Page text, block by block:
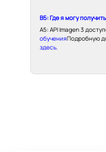
В5: Где я могу
A5: API Imagen 3
обученияПодробную
здесь